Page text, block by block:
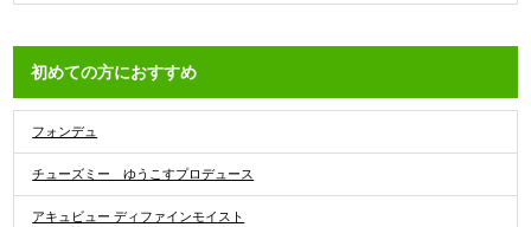
初めての方におすすめ
フォンデュ
チューズミー ゆうこすプロデュース
アキュビュー ディファインモイスト